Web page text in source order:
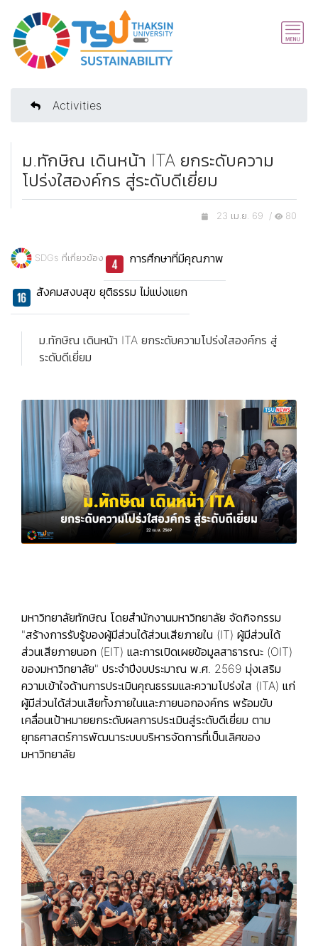
Activities
ม.ทักษิณ เดินหน้า ITA ยกระดับความ
โปร่งใสองค์กร สู่ระดับดีเยี่ยม
23 เม.ย. 69 / 80
SDGs ที่เกี่ยวข้อง การศึกษาที่มีคุณภาพ
สังคมสงบสุข ยุติธรรม ไม่แบ่งแยก
ม.ทักษิณ เดินหน้า ITA ยกระดับความโปร่งใสองค์กร สู่
ระดับดีเยี่ยม
มหาวิทยาลัยทักษิณ โดยสำนักงานมหาวิทยาลัย จัดกิจกรรม
"สร้างการรับรู้ของผู้มีส่วนได้ส่วนเสียภายใน (IT) ผู้มีส่วนได้
ส่วนเสียภายนอก (EIT) และการเปิดเผยข้อมูลสาธารณะ (OIT)
ของมหาวิทยาลัย" ประจำปีงบประมาณ พ.ศ. 2569 มุ่งเสริม
ความเข้าใจด้านการประเมินคุณธรรมและความโปร่งใส (ITA) แก่
ผู้มีส่วนได้ส่วนเสียทั้งภายในและภายนอกองค์กร พร้อมขับ
เคลื่อนเป้าหมายยกระดับผลการประเมินสู่ระดับดีเยี่ยม ตาม
ยุทธศาสตร์การพัฒนาระบบบริหารจัดการที่เป็นเลิศของ
มหาวิทยาลัย